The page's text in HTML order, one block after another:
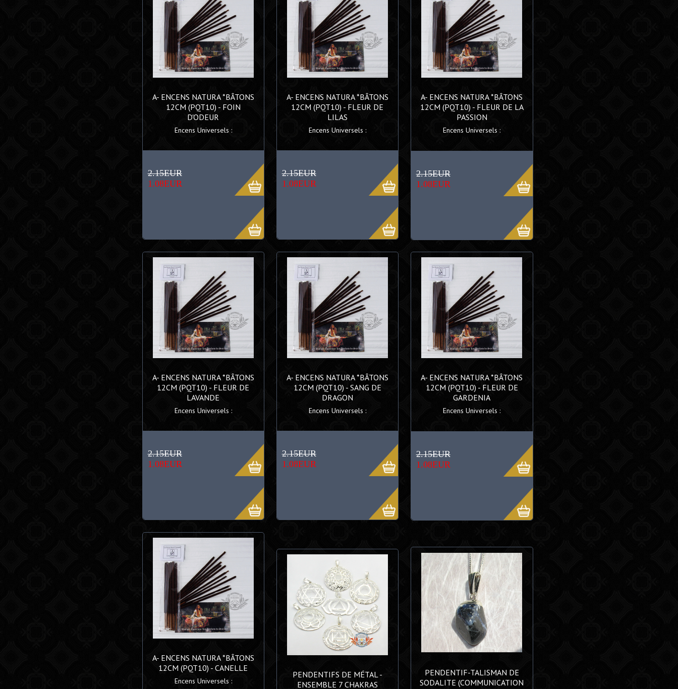
A- ENCENS NATURA *BÂTONS
12CM (PQT10) - FOIN
D'ODEUR
Encens Universels :
2.15EUR
1.08EUR
A- ENCENS NATURA *BÂTONS
12CM (PQT10) - FLEUR DE
LILAS
Encens Universels :
2.15EUR
1.08EUR
A- ENCENS NATURA *BÂTONS
12CM (PQT10) - FLEUR DE LA
PASSION
Encens Universels :
2.15EUR
1.08EUR
A- ENCENS NATURA *BÂTONS
12CM (PQT10) - FLEUR DE
LAVANDE
Encens Universels :
2.15EUR
1.08EUR
A- ENCENS NATURA *BÂTONS
12CM (PQT10) - SANG DE
DRAGON
Encens Universels :
2.15EUR
1.08EUR
A- ENCENS NATURA *BÂTONS
12CM (PQT10) - FLEUR DE
GARDENIA
Encens Universels :
2.15EUR
1.08EUR
A- ENCENS NATURA *BÂTONS
12CM (PQT10) - CANELLE
Encens Universels :
PENDENTIFS DE MÉTAL -
ENSEMBLE 7 CHAKRAS
PENDENTIF-TALISMAN DE
SODALITE (COMMUNICATION